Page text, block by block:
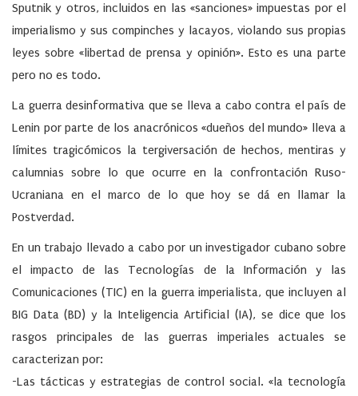
Sputnik y otros, incluidos en las «sanciones» impuestas por el
imperialismo y sus compinches y lacayos, violando sus propias
leyes sobre «libertad de prensa y opinión». Esto es una parte
pero no es todo.
La guerra desinformativa que se lleva a cabo contra el país de
Lenin por parte de los anacrónicos «dueños del mundo» lleva a
límites tragicómicos la tergiversación de hechos, mentiras y
calumnias sobre lo que ocurre en la confrontación Ruso-
Ucraniana en el marco de lo que hoy se dá en llamar la
Postverdad.
En un trabajo llevado a cabo por un investigador cubano sobre
el impacto de las Tecnologías de la Información y las
Comunicaciones (TIC) en la guerra imperialista, que incluyen al
BIG Data (BD) y la Inteligencia Artificial (IA), se dice que los
rasgos principales de las guerras imperiales actuales se
caracterizan por:
-Las tácticas y estrategias de control social. «la tecnología